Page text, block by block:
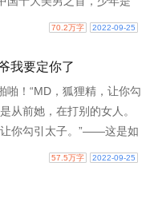
里称为神童…这样..
70.2万字 2022-09-25
我要定你了
啪！“MD，狐狸精，让你勾
从前她，在打别的女人。
你勾引太子。”——这是如
打。 穿..
57.5万字 2022-09-25